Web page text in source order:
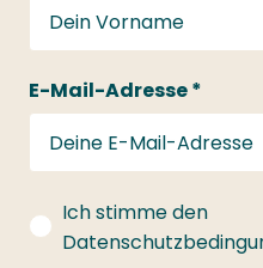
E-Mail-Adresse *
gdprConsent
Ich stimme den